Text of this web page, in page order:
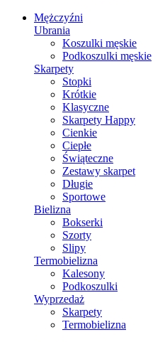
Mężczyźni
Ubrania
Koszulki męskie
Podkoszulki męskie
Skarpety
Stopki
Krótkie
Klasyczne
Skarpety Happy
Cienkie
Ciepłe
Świąteczne
Zestawy skarpet
Długie
Sportowe
Bielizna
Bokserki
Szorty
Slipy
Termobielizna
Kalesony
Podkoszulki
Wyprzedaż
Skarpety
Termobielizna